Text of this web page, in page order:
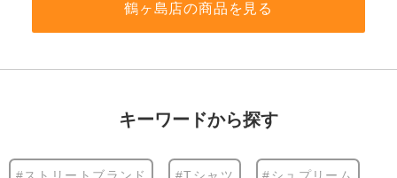
鶴ヶ島店の商品を見る
キーワードから探す